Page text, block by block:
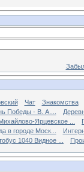
Чат
Знакомства
Победы - В. А....
Ярцевское ...
в городе Моск...
1040 Видное ...